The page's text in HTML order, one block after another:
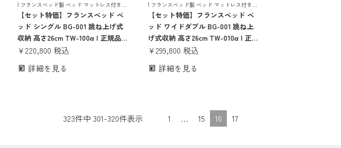
| フランスベッド製 ベッド マットレス付き
マットレスセット ベッドセット マットレス
付き コンセント おしゃれ 収納
【セット特価】フランスベッド ベ
ッド シングル BG-001 跳ね上げ式
収納 高さ26cm TW-100α | 正規品
フランスベッド製 シングルベッド
ベッドセット コンセント付き おし
¥220,800 税込
詳細を見る
| フランスベッド製 ベッド マットレス付き
マットレスセット ベッドセット マットレス
付き コンセント おしゃれ 収納
【セット特価】フランスベッド ベ
ッド ワイドダブル BG-001 跳ね上
げ式収納 高さ26cm TW-010α | 正規
品 フランスベッド製 ワイドダブル
セット ベッドセット コンセント付
¥299,800 税込
詳細を見る
323件中 301-320件表示 1 … 15 16 17